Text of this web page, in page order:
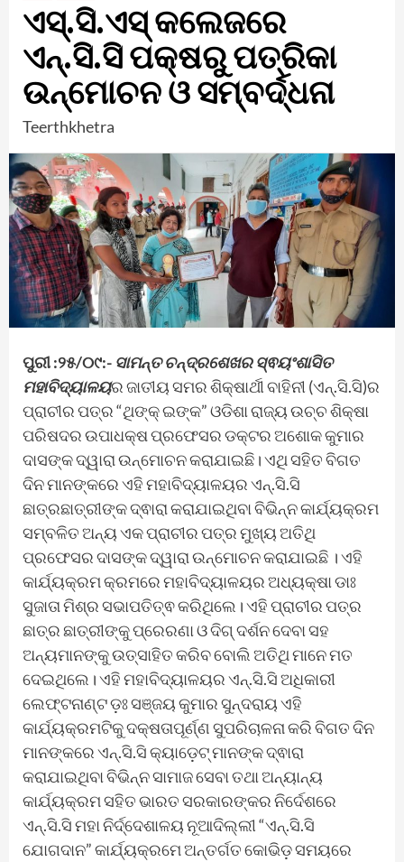
ଏସ୍.ସି.ଏସ୍ କଲେଜରେ
ଏନ୍.ସି.ସି ପକ୍ଷରୁ ପତ୍ରିକା
ଉନ୍ମୋଚନ ଓ ସମ୍ବର୍ଦ୍ଧନା
Teerthkhetra
ପୁରୀ :୨୫/୦୯:- ସାମନ୍ତ ଚନ୍ଦ୍ରଶେଖର ସ୍ଵୟଂଶାସିତ
ମହାବିଦ୍ୟାଳୟର ଜାତୀୟ ସମର ଶିକ୍ଷାର୍ଥୀ ବାହିନୀ (ଏନ୍.ସି.ସି)ର
ପ୍ରାଚୀର ପତ୍ର “ଥିଙ୍କ୍ ଇଙ୍କ” ଓଡିଶା ରାଜ୍ୟ ଉଚ୍ଚ ଶିକ୍ଷା
ପରିଷଦର ଉପାଧକ୍ଷ ପ୍ରଫେସର ଡକ୍ଟର ଅଶୋକ କୁମାର
ଦାସଙ୍କ ଦ୍ୱାରା ଉନ୍ମୋଚନ କରାଯାଇଛି। ଏଥି ସହିତ ବିଗତ
ଦିନ ମାନଙ୍କରେ ଏହି ମହାବିଦ୍ୟାଳୟର ଏନ୍.ସି.ସି
ଛାତ୍ରଛାତ୍ରୀଙ୍କ ଦ୍ଵାରା କରାଯାଇଥିବା ବିଭିନ୍ନ କାର୍ଯ୍ୟକ୍ରମ
ସମ୍ବଳିତ ଅନ୍ୟ ଏକ ପ୍ରାଚୀର ପତ୍ର ମୁଖ୍ୟ ଅତିଥି
ପ୍ରଫେସର ଦାସଙ୍କ ଦ୍ୱାରା ଉନ୍ମୋଚନ କରାଯାଇଛି । ଏହି
କାର୍ଯ୍ୟକ୍ରମ କ୍ରମରେ ମହାବିଦ୍ୟାଳୟର ଅଧ୍ୟକ୍ଷା ଡାଃ
ସୁଜାତା ମିଶ୍ର ସଭାପତିତ୍ଵ କରିଥିଲେ। ଏହି ପ୍ରାଚୀର ପତ୍ର
ଛାତ୍ର ଛାତ୍ରୀଙ୍କୁ ପ୍ରେରଣା ଓ ଦିଗ୍ ଦର୍ଶନ ଦେବା ସହ
ଅନ୍ୟମାନଙ୍କୁ ଉତ୍ସାହିତ କରିବ ବୋଲି ଅତିଥି ମାନେ ମତ
ଦେଇଥିଲେ। ଏହି ମହାବିଦ୍ୟାଳୟର ଏନ୍.ସି.ସି ଅଧିକାରୀ
ଲେଫ୍ଟନାଣ୍ଟ ଡ଼ଃ ସଞ୍ଜୟ କୁମାର ସୁନ୍ଦରାୟ ଏହି
କାର୍ଯ୍ୟକ୍ରମଟିକୁ ଦକ୍ଷତାପୂର୍ଣ୍ଣ ସୁପରିଚାଳନା କରି ବିଗତ ଦିନ
ମାନଙ୍କରେ ଏନ୍.ସି.ସି କ୍ୟାଡ଼େଟ୍ ମାନଙ୍କ ଦ୍ଵାରା
କରାଯାଇଥିବା ବିଭିନ୍ନ ସାମାଜ ସେବା ତଥା ଅନ୍ୟାନ୍ୟ
କାର୍ଯ୍ୟକ୍ରମ ସହିତ ଭାରତ ସରକାରଙ୍କର ନିର୍ଦେଶରେ
ଏନ୍.ସି.ସି ମହା ନିର୍ଦ୍ଦେଶାଳୟ ନୂଆଦିଲ୍ଲୀ “ଏନ୍.ସି.ସି
ଯୋଗଦାନ” କାର୍ଯ୍ୟକ୍ରମେ ଅନ୍ତର୍ଗତ କୋଭିଡ଼ ସମୟରେ